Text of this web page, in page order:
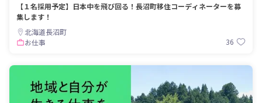
【１名採用予定】日本中を飛び回る！長沼町移住コーディネーターを募
集します！
北海道長沼町
お仕事
36